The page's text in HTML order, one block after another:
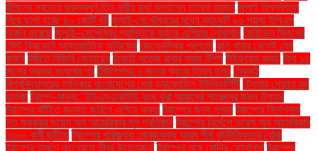
জীবনের সবচেয়ে গুরুত্বপূর্ণ তিন নারীর কথা জানালেন তারেক রহমান জুলাই বিপ্লবগাথা
নিয়ে ছাপা হচ্ছে ৪০ কোটি বই জুলাই-সেপ্টেম্বরের মধ্যে ব্যাংকটি ৬৬ পয়সা ইপিএস
অর্জন করেছে জুলাই–সেপ্টেম্বর প্রান্তিকে ব্যাংক এশিয়ার লোকসান জেইডেন সিলসের
টেস্ট ক্রিকেটে আন্তর্জাতিক অভিষেক জেলেনস্কির প্রশংসা ঝাল খাবার খেলেই মেদ
কমবে টঙ্গীতে বিজিবি মোতায়েন টমেটো সতেজ রাখার সহজ টিপস টাইফয়েড জ্বর: টানা ১৫
মাসের ভয়াবহ সংঘর্ষের পর টিউলিপসহ ৭ জনের ব্যাংক হিসাব তলব টেকসই
বিশ্ববিদ্যালয়ের তালিকায় বাংলাদেশের সেরা ড্যাফোডিল ইউনিভার্সিটি টেসলার শেয়ারে বড়
ধাক্কা ট্রাম্প–মাস্ক: ‘ইউএসএআইডি বন্ধ করা আমাদের শত্রুদের জন্য উপহার
ট্রাম্পের ঘাঁটিতে জনমত জরিপে এগিয়ে কমলা ট্রাম্পের জন্য সুখবর ট্রাম্পের নির্দেশনায়
গত শুক্রবার ভয়েস অব আমেরিকার মূল প্রতিষ্ঠান ট্রাম্পের নির্দেশে ভয়েস অব আমেরিকার
১৩০০ কর্মী ছুটিতে ট্রাম্পের পরিকল্পনা মোকাবেলায় আরব শীর্ষ কূটনীতিকদের বৈঠক
ট্রাম্পের ভাষণে কংগ্রেসে তীব্র উত্তেজনা ট্রাম্পের সঙ্গে মোদির ফোনালাপ ট্রাম্পের